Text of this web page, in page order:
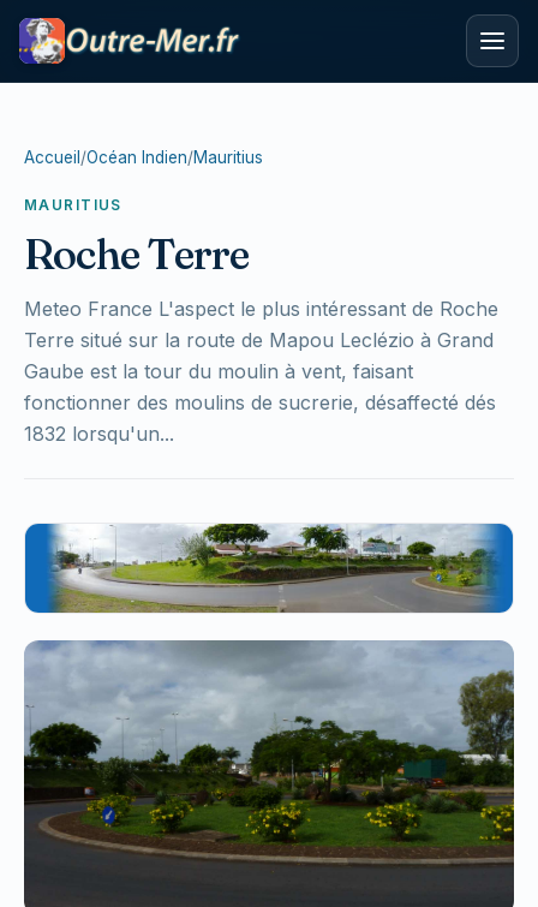
Accueil /Océan Indien/Mauritius
MAURITIUS
Roche Terre
Meteo France L'aspect le plus intéressant de Roche
Terre situé sur la route de Mapou Leclézio à Grand
Gaube est la tour du moulin à vent, faisant
fonctionner des moulins de sucrerie, désaffecté dés
1832 lorsqu'un...